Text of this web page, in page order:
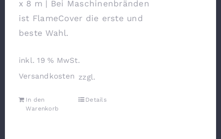
x 8 m | Bei Maschinenbränden
ist FlameCover die erste und
beste Wahl.
inkl. 19 % MwSt.
zzgl.
Versandkosten
In den
Warenkorb
Details